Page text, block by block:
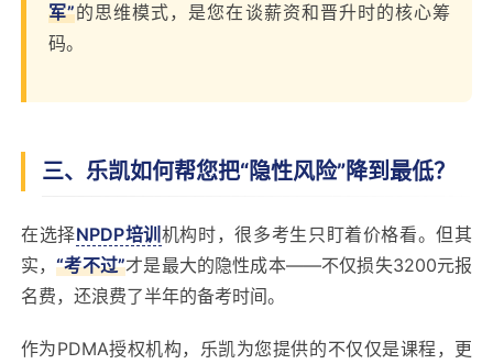
军”的思维模式，是您在谈薪资和晋升时的核心筹
码。
三、乐凯如何帮您把“隐性风险”降到最低？
在选择NPDP培训 机构时，很多考生只盯着价格看。但其
实，“考不过”才是最大的隐性成本——不仅损失3200元报
名费，还浪费了半年的备考时间。
作为PDMA授权机构，乐凯为您提供的不仅仅是课程，更